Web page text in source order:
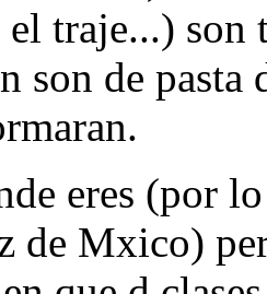
el traje...)
son de pasta
eres (por
de Mxico)